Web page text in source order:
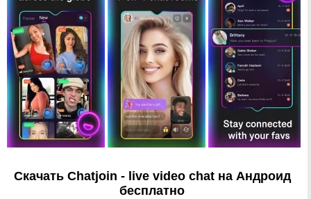
Скачать Chatjoin - live video chat на Андроид
бесплатно